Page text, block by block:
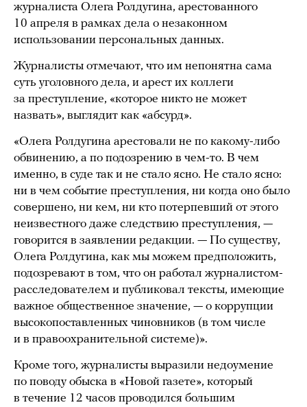
журналиста Олега Ролдугина, арестованного
10 апреля в рамках дела о незаконном
использовании персональных данных.
Журналисты отмечают, что им непонятна сама
суть уголовного дела, и арест их коллеги
за преступление, «которое никто не может
назвать», выглядит как «абсурд».
«Олега Ролдугина арестовали не по какому-либо
обвинению, а по подозрению в чем-то. В чем
именно, в суде так и не стало ясно. Не стало ясно:
ни в чем событие преступления, ни когда оно было
совершено, ни кем, ни кто потерпевший от этого
неизвестного даже следствию преступления, —
говорится в заявлении редакции. — По существу,
Олега Ролдугина, как мы можем предположить,
подозревают в том, что он работал журналистом-
расследователем и публиковал тексты, имеющие
важное общественное значение, — о коррупции
высокопоставленных чиновников (в том числе
и в правоохранительной системе)».
Кроме того, журналисты выразили недоумение
по поводу обыска в «Новой газете», который
в течение 12 часов проводился большим